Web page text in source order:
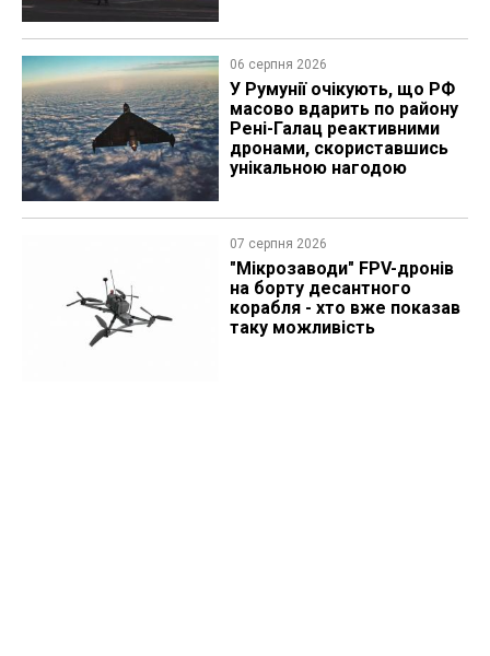
06 серпня 2026
У Румунії очікують, що РФ
масово вдарить по району
Рені-Галац реактивними
дронами, скориставшись
унікальною нагодою
07 серпня 2026
"Мікрозаводи" FPV-дронів
на борту десантного
корабля - хто вже показав
таку можливість